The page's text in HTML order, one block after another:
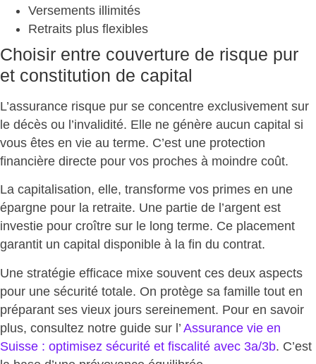
Versements illimités
Retraits plus flexibles
Choisir entre couverture de risque pur
et constitution de capital
L’assurance risque pur se concentre exclusivement sur
le décès ou l’invalidité. Elle ne génère aucun capital si
vous êtes en vie au terme. C’est une protection
financière directe pour vos proches à moindre coût.
La capitalisation, elle, transforme vos primes en une
épargne pour la retraite. Une partie de l’argent est
investie pour croître sur le long terme. Ce placement
garantit un capital disponible à la fin du contrat.
Une stratégie efficace mixe souvent ces deux aspects
pour une sécurité totale. On protège sa famille tout en
préparant ses vieux jours sereinement. Pour en savoir
plus, consultez notre guide sur l’ Assurance vie en
Suisse : optimisez sécurité et fiscalité avec 3a/3b. C’est